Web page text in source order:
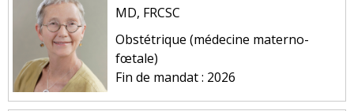
MD, FRCSC
Obstétrique (médecine materno-
fœtale)
Fin de mandat : 2026